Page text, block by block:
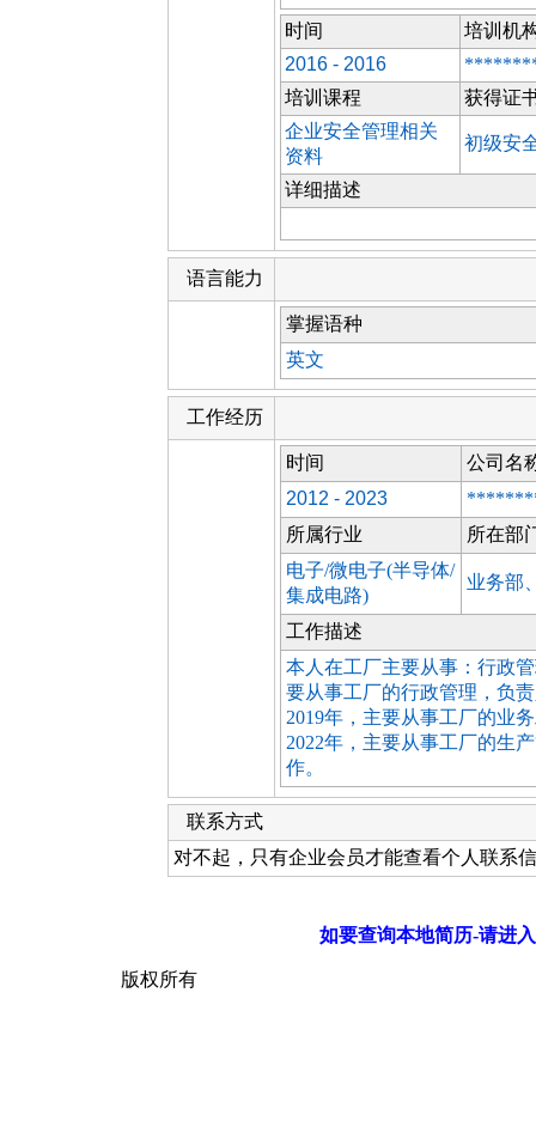
时间
培训机
2016 - 2016
培训课程
获得证
企业安全管理相关
资料
初级安
详细描述
语言能力
掌握语种
英文
工作经历
时间
公司名
2012 - 2023
所属行业
所在部
电子/微电子(半导体/
集成电路)
业务部
工作描述
本人在工厂主要从事：行政
要从事工厂的行政管理，负
2019年，主要从事工厂的业
2022年，主要从事工厂的生
作。
联系方式
对不起，只有企业会员才能查看个人联系
如要查询本地简历-请进
版权所有